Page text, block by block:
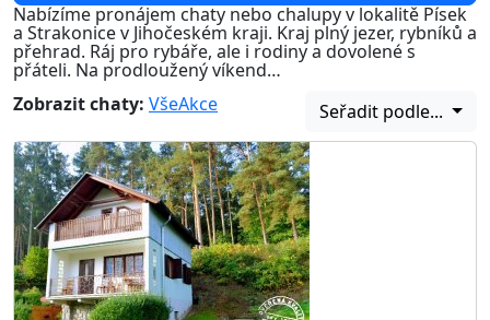
Nabízíme pronájem chaty nebo chalupy v lokalitě Písek
a Strakonice v Jihočeském kraji. Kraj plný jezer, rybníků a
přehrad. Ráj pro rybáře, ale i rodiny a dovolené s
přáteli. Na prodloužený víkend…
Zobrazit chaty: VšeAkce Seřadit podle...